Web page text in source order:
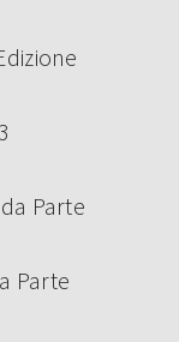
Parte
Parte